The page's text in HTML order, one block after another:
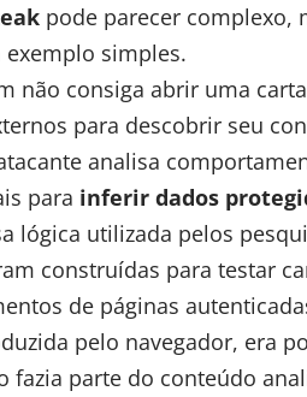
pode parecer complexo,
simples.
não consiga abrir uma
para descobrir seu
analisa
para inferir dados
lógica utilizada pelos
construídas para testar
de páginas
pelo navegador, era
fazia parte do conteúdo